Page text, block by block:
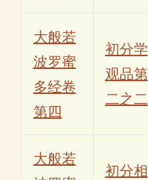
大般若
波罗蜜
多经卷
第四
初分学
观品第
二之二
大般若
初分相